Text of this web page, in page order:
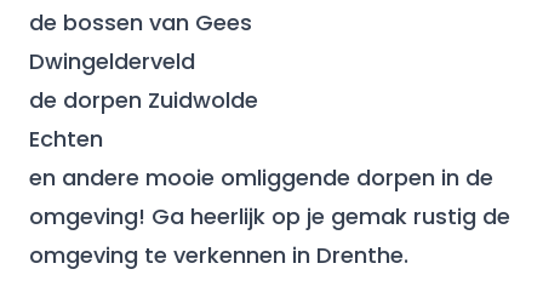
de bossen van Gees
Dwingelderveld
de dorpen Zuidwolde
Echten
en andere mooie omliggende dorpen in de
omgeving! Ga heerlijk op je gemak rustig de
omgeving te verkennen in Drenthe.